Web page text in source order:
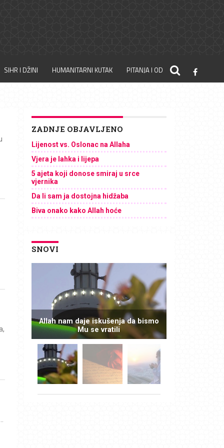
SIHR I DŽINI HUMANITARNI KUTAK PITANJA I ODGOVORI
ZADNJE OBJAVLJENO
Lijenost vs. Oslonac na Allaha
Vjera je lahka i lijepa
5 ajeta koji donose smiraj u srce
vjernika
Da li sam ja dostojna hidžaba
Biva onako kako Allah hoće
SNOVI
Allah nam daje iskušenja da bismo
Mu se vratili